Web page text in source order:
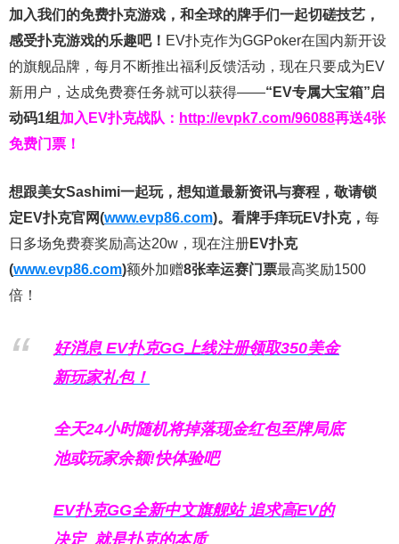
加入我们的免费扑克游戏，和全球的牌手们一起切磋技艺，
感受扑克游戏的乐趣吧！ EV扑克作为GGPoker在国内新开设
的旗舰品牌，每月不断推出福利反馈活动，现在只要成为EV
新用户，达成免费赛任务就可以获得——“EV专属大宝箱”启
动码1组 加入EV扑克战队： http://evpk7.com/96088再送4张
免费门票！
想跟美女Sashimi一起玩， 想知道最新资讯与赛程， 敬请锁
定EV扑克官网(www.evp86.com)。 看牌手痒玩EV扑克， 每
日多场免费赛奖励高达20w，现在注册EV扑克
(www.evp86.com)额外加赠8张幸运赛门票最高奖励1500
倍！
好消息 EV扑克GG上线注册领取350美金
新玩家礼包！
全天24小时随机将掉落现金红包至牌局底
池或玩家余额!快体验吧
EV扑克GG全新中文旗舰站追求高EV的
决定 就是扑克的本质